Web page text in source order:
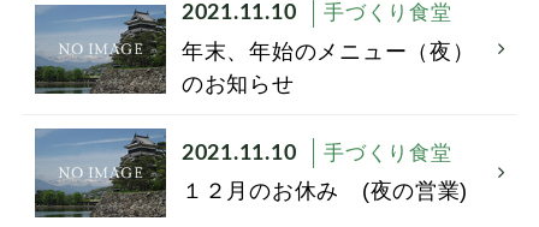
2021.11.10 手づくり食堂
年末、年始のメニュー（夜）
のお知らせ
2021.11.10 手づくり食堂
１２月のお休み (夜の営業)